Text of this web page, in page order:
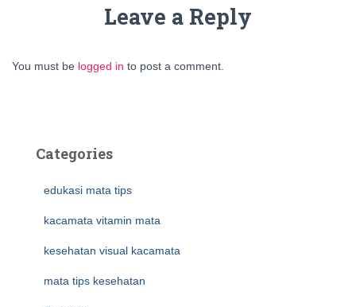
Leave a Reply
You must be logged in to post a comment.
Categories
edukasi mata tips
kacamata vitamin mata
kesehatan visual kacamata
mata tips kesehatan